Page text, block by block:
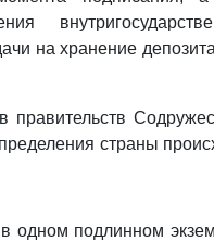
на хранение
страны
одном подлинном